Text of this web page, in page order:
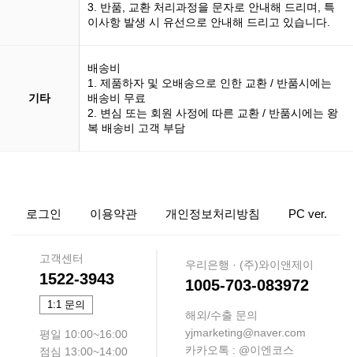
3. 반품, 교환 처리과정을 문자로 안내해 드리며, 특
이사항 발생 시 유선으로 안내해 드리고 있습니다.
기타
배송비
1. 제품하자 및 오배송으로 인한 교환 / 반품시에는
배송비 무료
2. 변심 또는 회원 사정에 따른 교환 / 반품시에는 왕
복 배송비 고객 부담
로그인 이용약관 개인정보처리방침 PC ver.
고객센터
1522-3943
1:1 문의
평일 10:00~16:00
점심 13:00~14:00
우리은행 · (주)와이앤제이
1005-703-083972
해외/수출 문의
yjmarketing@naver.com
카카오톡 : @이엔코스